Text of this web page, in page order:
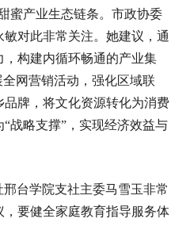
蜜产业生态链条。市政协委
对此非常关注。她建议，通
构建内循环畅通的产业集
网营销活动，强化区域联
牌，将文化资源转化为消费
战略支撑”，实现经济效益与
台学院支社主委马雪玉非常
要健全家庭教育指导服务体